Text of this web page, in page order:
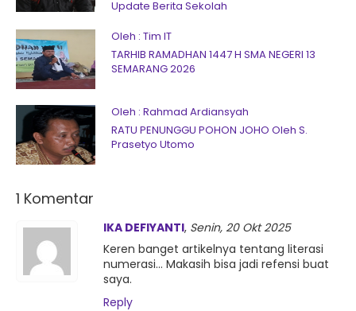
Update Berita Sekolah
Oleh : Tim IT
TARHIB RAMADHAN 1447 H SMA NEGERI 13
SEMARANG 2026
Oleh : Rahmad Ardiansyah
RATU PENUNGGU POHON JOHO Oleh S.
Prasetyo Utomo
1 Komentar
IKA DEFIYANTI, Senin, 20 Okt 2025
Keren banget artikelnya tentang literasi
numerasi… Makasih bisa jadi refensi buat
saya.
Reply